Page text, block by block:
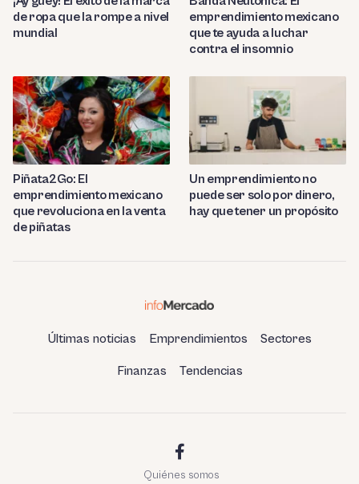
de ropa que la rompe a nivel
mundial
emprendimiento mexicano
que te ayuda a luchar
contra el insomnio
Piñata2Go: El
emprendimiento mexicano
que revoluciona en la venta
de piñatas
Un emprendimiento no
puede ser solo por dinero,
hay que tener un propósito
Últimas noticias Emprendimientos Sectores
Finanzas Tendencias
Quiénes somos